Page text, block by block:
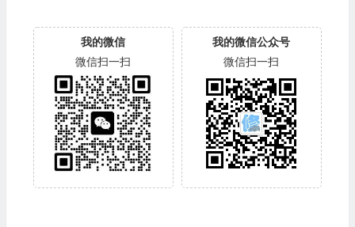
我的微信
微信扫一扫
我的微信公众号
微信扫一扫